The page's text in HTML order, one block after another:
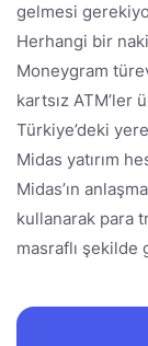
gelmesi
Herhangi bir
Moneygram
kartsız ATM’ler
Türkiye’deki
Midas yatırım
Midas’ın
kullanarak para
masraflı